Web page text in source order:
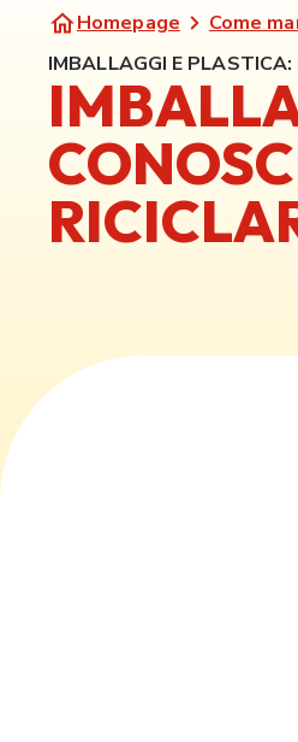
Homepage Come
IMBALLAGGI E PLASTICA: